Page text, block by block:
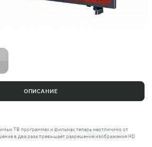
ОПИСАНИЕ
ТВ программах и фильмах теперь неотличимо от
в два раза превышает разрешение изображения HD